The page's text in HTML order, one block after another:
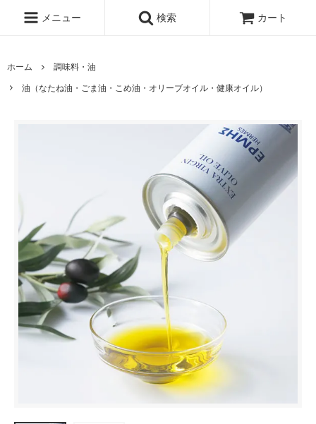
メニュー 検索 カート
ホーム
調味料・油
油（なたね油・ごま油・こめ油・オリーブオイル・健康オイル）